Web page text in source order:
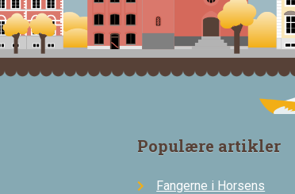
Populære artikler
Fangerne i Horsens